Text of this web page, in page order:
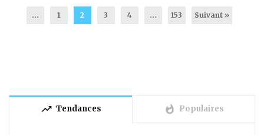
... 1 2 3 4 … 153 Suivant »
trending_up Tendances whatshot Populaires